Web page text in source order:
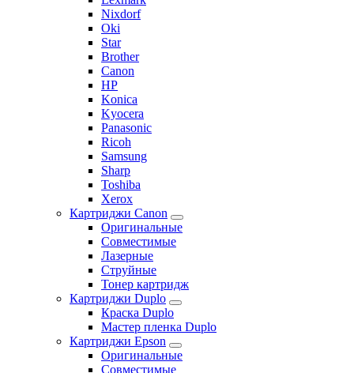
Nixdorf
Oki
Star
Brother
Canon
HP
Konica
Kyocera
Panasonic
Ricoh
Samsung
Sharp
Toshiba
Xerox
Картриджи Canon
Оригинальные
Совместимые
Лазерные
Струйные
Тонер картридж
Картриджи Duplo
Краска Duplo
Мастер пленка Duplo
Картриджи Epson
Оригинальные
Совместимые